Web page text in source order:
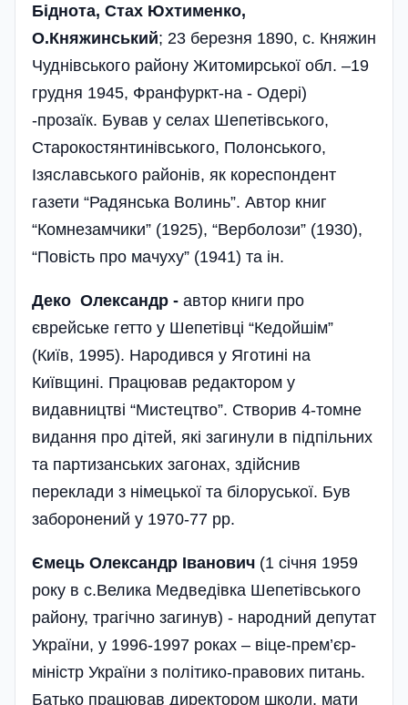
Біднота, Стах Юхтименко,
О.Княжинський; 23 березня 1890, с. Княжин
Чуднівського району Житомирської обл. –19
грудня 1945, Франфуркт-на - Одері)
-прозаїк. Бував у селах Шепетівського,
Старокостянтинівського, Полонського,
Ізяславського районів, як кореспондент
газети “Радянська Волинь”. Автор книг
“Комнезамчики” (1925), “Верболози” (1930),
“Повість про мачуху” (1941) та ін.
Деко Олександр - автор книги про
єврейське гетто у Шепетівці “Кедойшім”
(Київ, 1995). Народився у Яготині на
Київщині. Працював редактором у
видавництві “Мистецтво”. Створив 4-томне
видання про дітей, які загинули в підпільних
та партизанських загонах, здійснив
переклади з німецької та білоруської. Був
заборонений у 1970-77 рр.
Ємець Олександр Іванович (1 січня 1959
року в с.Велика Медведівка Шепетівського
району, трагічно загинув) - народний депутат
України, у 1996-1997 роках – віце-прем’єр-
міністр України з політико-правових питань.
Батько працював директором школи, мати